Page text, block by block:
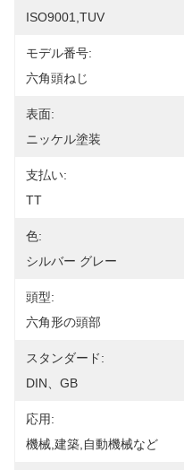
ISO9001,TUV
モデル番号:
六角頭ねじ
表面:
ニッケル塗装
支払い:
TT
色:
シルバー グレー
頭型:
六角形の頭部
スタンダード:
DIN、GB
応用:
機械,建築,自動機械など